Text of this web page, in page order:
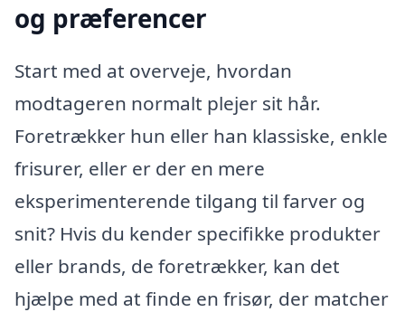
og præferencer
Start med at overveje, hvordan
modtageren normalt plejer sit hår.
Foretrækker hun eller han klassiske, enkle
frisurer, eller er der en mere
eksperimenterende tilgang til farver og
snit? Hvis du kender specifikke produkter
eller brands, de foretrækker, kan det
hjælpe med at finde en frisør, der matcher